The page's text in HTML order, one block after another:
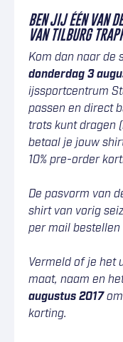
BEN JIJ ÉÉN VAN
VAN TILBURG
Kom dan naar de
donderdag 3
ijssportcentrum
passen en direct
trots kunt dragen
betaal je jouw
10% pre-order
De pasvorm van
shirt van vorig
per mail bestellen
Vermeld of je het
maat, naam en
augustus 2017om
korting.